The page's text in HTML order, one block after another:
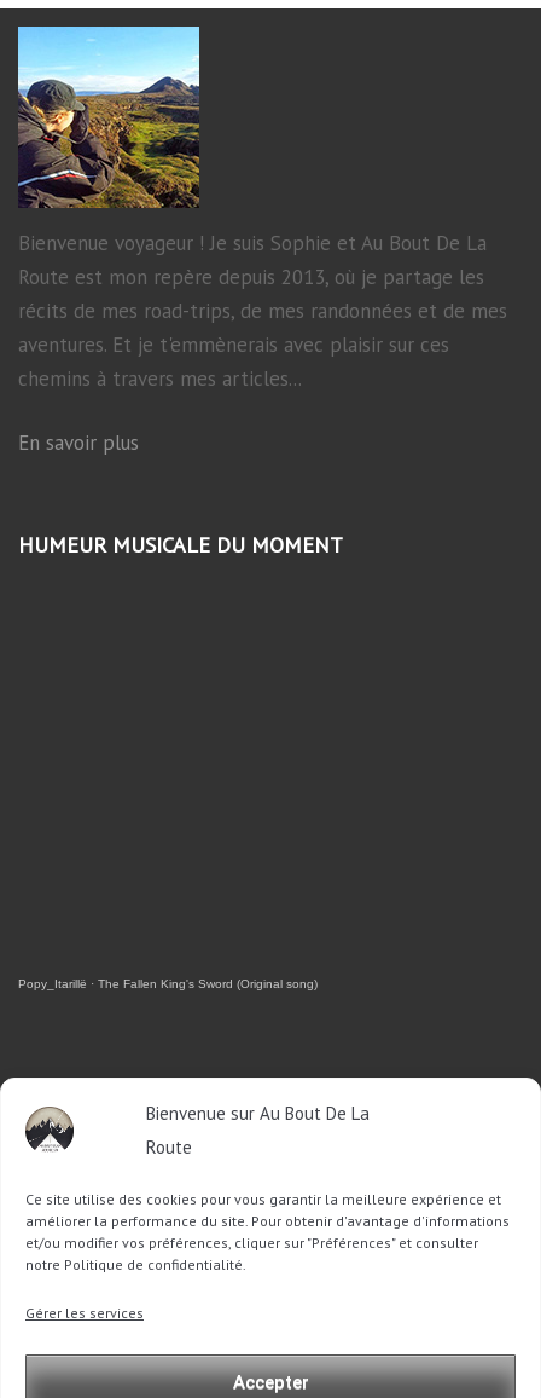
Bienvenue sur Au Bout De La
Route
Ce site utilise des cookies pour vous garantir la meilleure expérience et
améliorer la performance du site. Pour obtenir d'avantage d'informations
et/ou modifier vos préférences, cliquer sur "Préférences" et consulter
notre Politique de confidentialité.
Gérer les services
Accepter
Bienvenue voyageur ! Je suis Sophie et Au Bout De La
Route est mon repère depuis 2013, où je partage les
récits de mes road-trips, de mes randonnées et de mes
aventures. Et je t'emmènerais avec plaisir sur ces
chemins à travers mes articles...
En savoir plus
HUMEUR MUSICALE DU MOMENT
Popy_Itarillë · The Fallen King's Sword (Original song)
RETROUVEZ-MOI SUR FACEBOOK
OU SUR TWITTER
Follow @Sophie_ABDLRTweet to @Sophie_ABDLR
: